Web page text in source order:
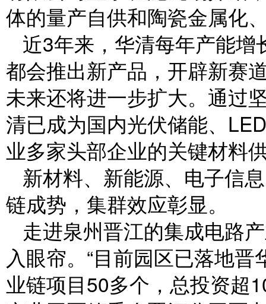
体的量产自供和陶瓷金属化
近3年来，华清每年产能
都会推出新产品，开辟新赛
未来还将进一步扩大。通过
清已成为国内光伏储能、
业多家头部企业的关键材料
新材料、新能源、电子信
链成势，集群效应彰显。
走进泉州晋江的集成电路
入眼帘。“目前园区已落地
业链项目50多个，总投资超